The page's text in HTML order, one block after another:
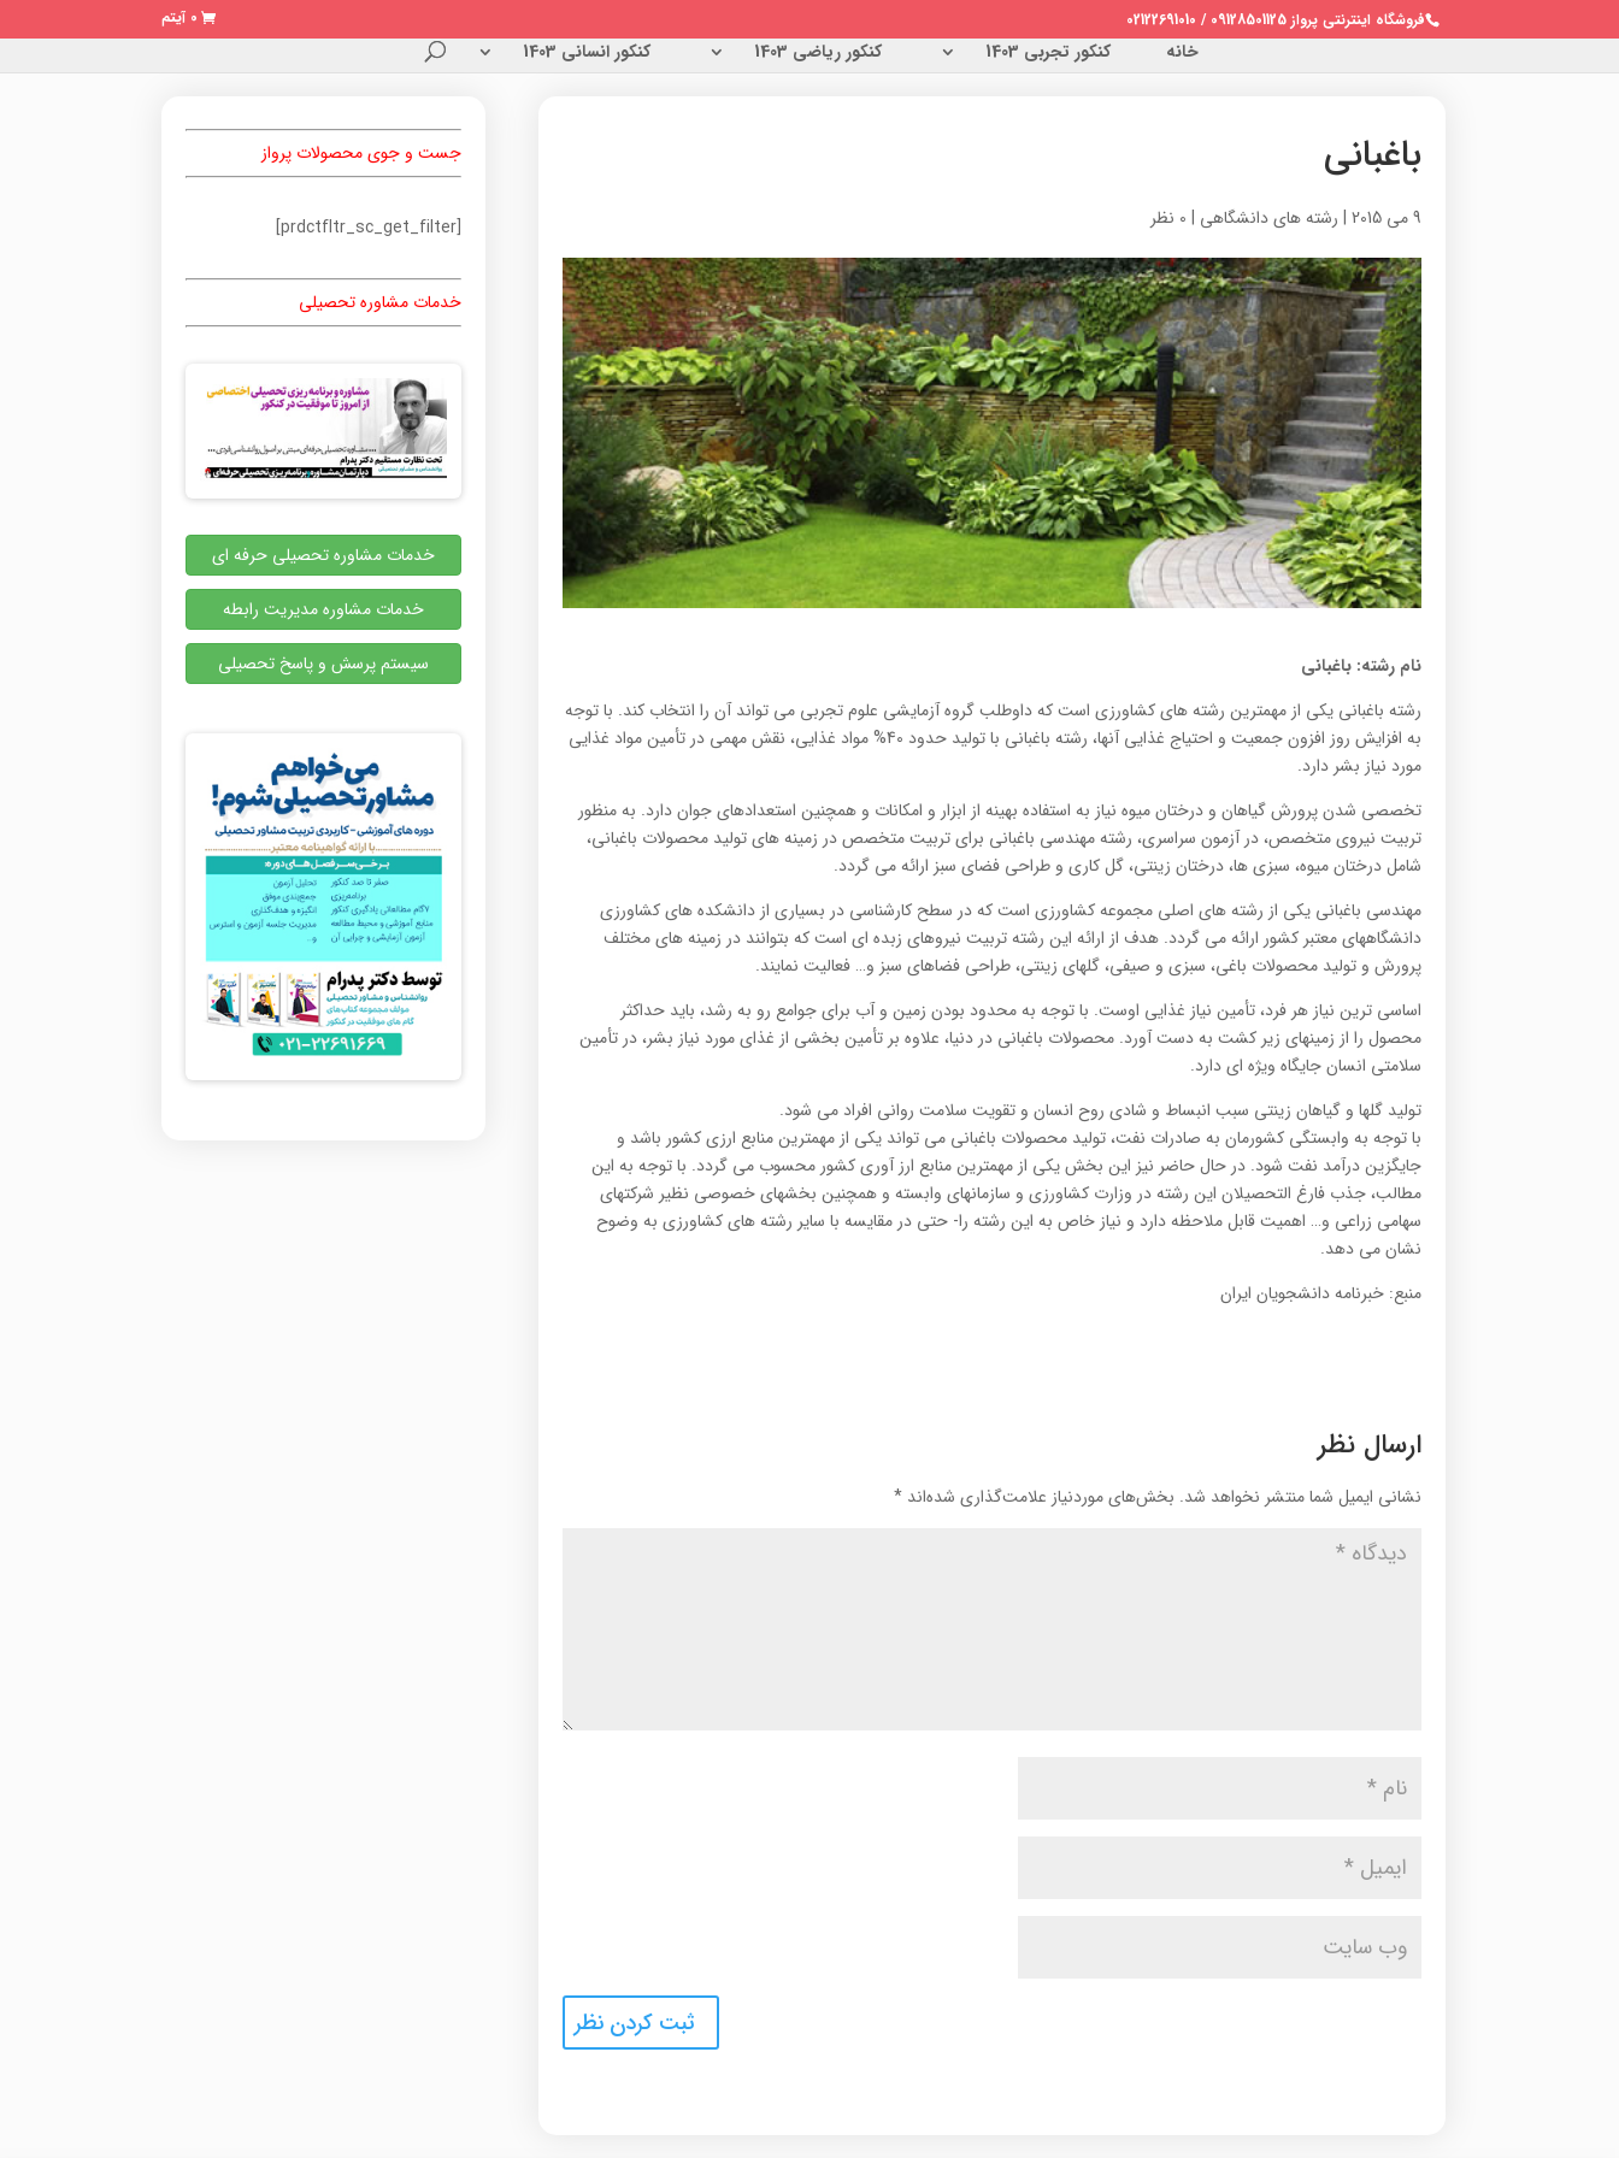
فروشگاه اینترنتی پرواز 09128501125 / 02122691010 0 آیتم
خانه کنکور تجربی 1403 کنکور ریاضی 1403 کنکور انسانی 1403
باغبانی
9 می 2015 | رشته های دانشگاهی | 0 نظر
نام رشته: باغبانی
رشته باغبانی یکی از مهمترین رشته های کشاورزی است که داوطلب گروه آزمایشی علوم تجربی می تواند آن را انتخاب کند. با توجه
به افزایش روز افزون جمعیت و احتیاج غذایی آنها، رشته باغبانی با تولید حدود 40% مواد غذایی، نقش مهمی در تأمین مواد غذایی
مورد نیاز بشر دارد.
تخصصی شدن پرورش گیاهان و درختان میوه نیاز به استفاده بهینه از ابزار و امکانات و همچنین استعدادهای جوان دارد. به منظور
تربیت نیروی متخصص، در آزمون سراسری، رشته مهندسی باغبانی برای تربیت متخصص در زمینه های تولید محصولات باغبانی،
شامل درختان میوه، سبزی ها، درختان زینتی، گل کاری و طراحی فضای سبز ارائه می گردد.
مهندسی باغبانی یکی از رشته های اصلی مجموعه کشاورزی است که در سطح کارشناسی در بسیاری از دانشکده های کشاورزی
دانشگاههای معتبر کشور ارائه می گردد. هدف از ارائه این رشته تربیت نیروهای زبده ای است که بتوانند در زمینه های مختلف
پرورش و تولید محصولات باغی، سبزی و صیفی، گلهای زینتی، طراحی فضاهای سبز و… فعالیت نمایند.
اساسی ترین نیاز هر فرد، تأمین نیاز غذایی اوست. با توجه به محدود بودن زمین و آب برای جوامع رو به رشد، باید حداکثر
محصول را از زمینهای زیر کشت به دست آورد. محصولات باغبانی در دنیا، علاوه بر تأمین بخشی از غذای مورد نیاز بشر، در تأمین
سلامتی انسان جایگاه ویژه ای دارد.
تولید گلها و گیاهان زینتی سبب انبساط و شادی روح انسان و تقویت سلامت روانی افراد می شود.
با توجه به وابستگی کشورمان به صادرات نفت، تولید محصولات باغبانی می تواند یکی از مهمترین منابع ارزی کشور باشد و
جایگزین درآمد نفت شود. در حال حاضر نیز این بخش یکی از مهمترین منابع ارز آوری کشور محسوب می گردد. با توجه به این
مطالب، جذب فارغ التحصیلان این رشته در وزارت کشاورزی و سازمانهای وابسته و همچنین بخشهای خصوصی نظیر شرکتهای
سهامی زراعی و… اهمیت قابل ملاحظه دارد و نیاز خاص به این رشته را- حتی در مقایسه با سایر رشته های کشاورزی به وضوح
نشان می دهد.
منبع: خبرنامه دانشجویان ایران
ارسال نظر
نشانی ایمیل شما منتشر نخواهد شد. بخش‌های موردنیاز علامت‌گذاری شده‌اند*
جست و جوی محصولات پرواز
[prdctfltr_sc_get_filter]
خدمات مشاوره تحصیلی
خدمات مشاوره تحصیلی حرفه ای
خدمات مشاوره مدیریت رابطه
سیستم پرسش و پاسخ تحصیلی